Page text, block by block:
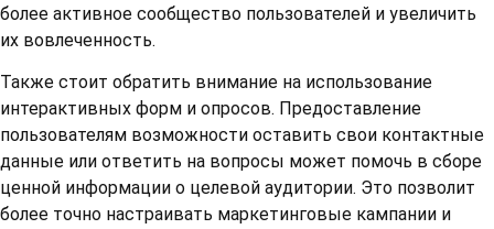
более активное сообщество пользователей и увеличить
их вовлеченность.
Также стоит обратить внимание на использование
интерактивных форм и опросов. Предоставление
пользователям возможности оставить свои контактные
данные или ответить на вопросы может помочь в сборе
ценной информации о целевой аудитории. Это позволит
более точно настраивать маркетинговые кампании и